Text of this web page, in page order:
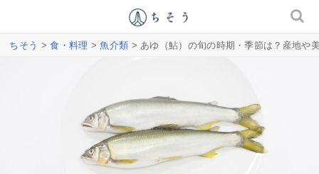
ちそう >食・料理 >魚介類 > あゆ（鮎）の旬の時期・季節は？産地や